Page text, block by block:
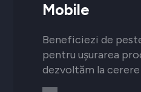
Mobile
Beneficiezi de
pentru ușurarea
dezvoltăm la